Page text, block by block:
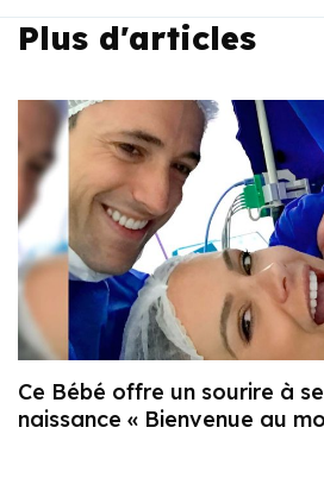
Plus d'articles
Ce Bébé offre un sourire à
naissance « Bienvenue au